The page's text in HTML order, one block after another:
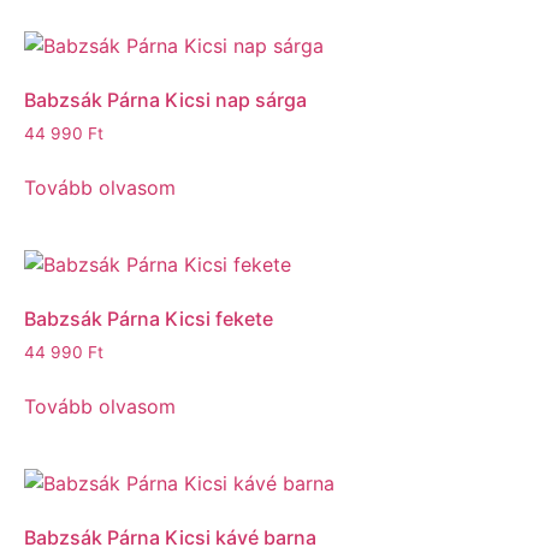
Babzsák Párna Kicsi nap sárga
44 990 Ft
Tovább olvasom
Babzsák Párna Kicsi fekete
44 990 Ft
Tovább olvasom
Babzsák Párna Kicsi kávé barna